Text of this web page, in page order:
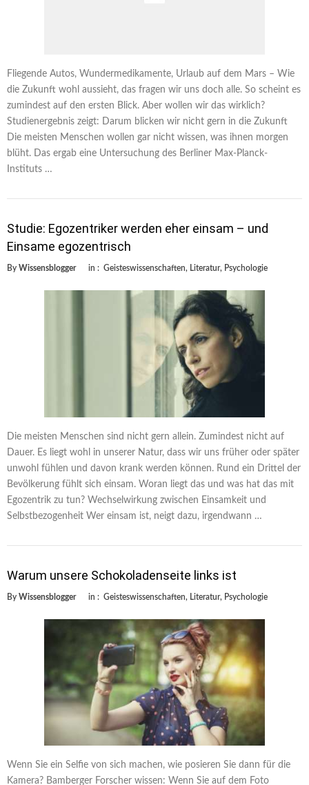
Fliegende Autos, Wundermedikamente, Urlaub auf dem Mars – Wie
die Zukunft wohl aussieht, das fragen wir uns doch alle. So scheint es
zumindest auf den ersten Blick. Aber wollen wir das wirklich?
Studienergebnis zeigt: Darum blicken wir nicht gern in die Zukunft
Die meisten Menschen wollen gar nicht wissen, was ihnen morgen
blüht. Das ergab eine Untersuchung des Berliner Max-Planck-
Instituts …
Studie: Egozentriker werden eher einsam – und
Einsame egozentrisch
By Wissensblogger in : Geisteswissenschaften, Literatur, Psychologie
Die meisten Menschen sind nicht gern allein. Zumindest nicht auf
Dauer. Es liegt wohl in unserer Natur, dass wir uns früher oder später
unwohl fühlen und davon krank werden können. Rund ein Drittel der
Bevölkerung fühlt sich einsam. Woran liegt das und was hat das mit
Egozentrik zu tun? Wechselwirkung zwischen Einsamkeit und
Selbstbezogenheit Wer einsam ist, neigt dazu, irgendwann …
Warum unsere Schokoladenseite links ist
By Wissensblogger in : Geisteswissenschaften, Literatur, Psychologie
Wenn Sie ein Selfie von sich machen, wie posieren Sie dann für die
Kamera? Bamberger Forscher wissen: Wenn Sie auf dem Foto